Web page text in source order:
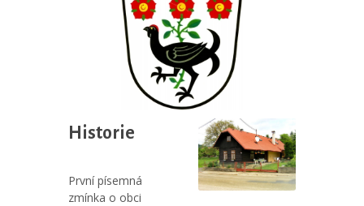
Historie
První písemná
zmínka o obci